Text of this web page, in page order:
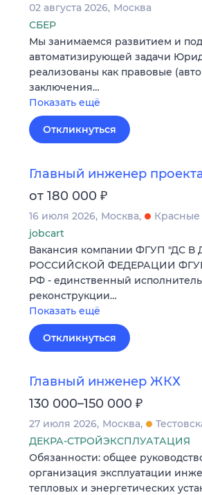
02 августа 2026 Москва
СБЕР
Мы занимаемся развитием и
автоматизирующей задачи
реализованы как правовые
заключения…
Показать ещё
Откликнуться
Главный инженер
от 180 000 ₽
16 июля 2026 Москва
Красные
jobcart
Вакансия компании ФГУП "ДС
РОССИЙСКОЙ ФЕДЕРАЦИИ ФГУП
РФ - единственный
реконструкции…
Показать ещё
Откликнуться
Главный инженер ЖКХ
130 000–150 000 ₽
27 июля 2026 Москва
ДЕКРА-СТРОЙЭКСПЛУАТАЦИЯ
Обязанности: общее
организация эксплуатации
тепловых и энергетических